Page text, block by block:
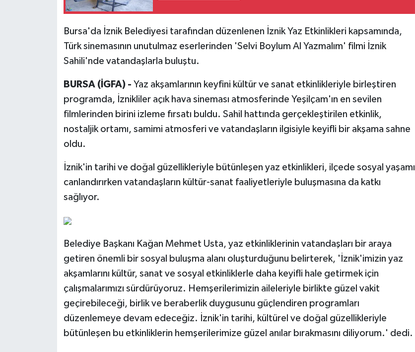
Bursa'da İznik Belediyesi tarafından düzenlenen İznik Yaz Etkinlikleri kapsamında,
Türk sinemasının unutulmaz eserlerinden 'Selvi Boylum Al Yazmalım' filmi İznik
Sahili'nde vatandaşlarla buluştu.
BURSA (İGFA) - Yaz akşamlarının keyfini kültür ve sanat etkinlikleriyle birleştiren
programda, İznikliler açık hava sineması atmosferinde Yeşilçam'ın en sevilen
filmlerinden birini izleme fırsatı buldu. Sahil hattında gerçekleştirilen etkinlik,
nostaljik ortamı, samimi atmosferi ve vatandaşların ilgisiyle keyifli bir akşama sahne
oldu.
İznik'in tarihi ve doğal güzellikleriyle bütünleşen yaz etkinlikleri, ilçede sosyal yaşamı
canlandırırken vatandaşların kültür-sanat faaliyetleriyle buluşmasına da katkı
sağlıyor.
Belediye Başkanı Kağan Mehmet Usta, yaz etkinliklerinin vatandaşları bir araya
getiren önemli bir sosyal buluşma alanı oluşturduğunu belirterek, 'İznik'imizin yaz
akşamlarını kültür, sanat ve sosyal etkinliklerle daha keyifli hale getirmek için
çalışmalarımızı sürdürüyoruz. Hemşerilerimizin aileleriyle birlikte güzel vakit
geçirebileceği, birlik ve beraberlik duygusunu güçlendiren programları
düzenlemeye devam edeceğiz. İznik'in tarihi, kültürel ve doğal güzellikleriyle
bütünleşen bu etkinliklerin hemşerilerimize güzel anılar bırakmasını diliyorum.' dedi.